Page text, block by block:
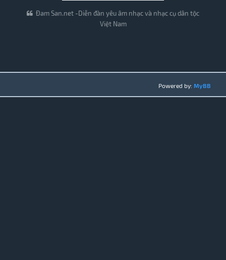
Đam San.net -Diễn đàn yêu âm nhạc và nhạc cụ dân tộc
Việt Nam
Powered by: MyBB